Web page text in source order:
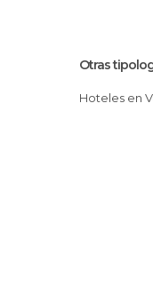
Otras
Hoteles en